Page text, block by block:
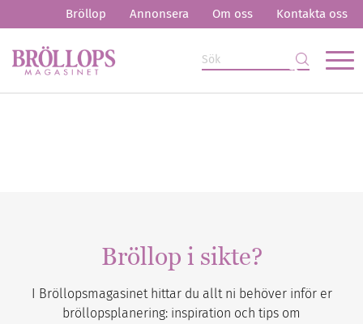
Bröllop Annonsera Om oss Kontakta oss
Bröllop i sikte?
I Bröllopsmagasinet hittar du allt ni behöver inför er
bröllopsplanering: inspiration och tips om